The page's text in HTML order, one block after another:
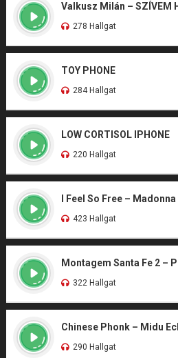
Valkusz Milán – SZÍVEM
278 Hallgat
TOY PHONE
284 Hallgat
LOW CORTISOL IPHONE
220 Hallgat
I Feel So Free – Madonna
423 Hallgat
Montagem Santa Fe 2 –
322 Hallgat
Chinese Phonk – Midu
290 Hallgat